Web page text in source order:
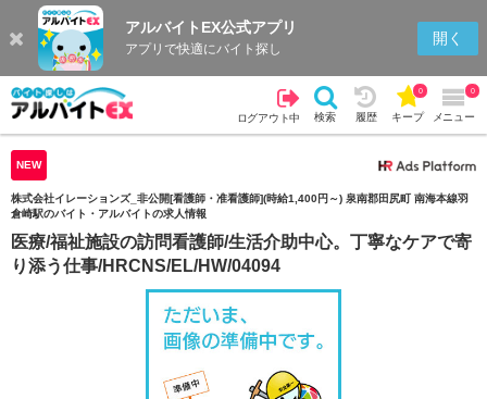
アルバイトEX公式アプリ
アプリで快適にバイト探し
開く
ログアウト中 検索 履歴 キープ
0
メニュー
0
検索 履歴
NEW
株式会社イレーションズ_非公開[看護師・准看護師](時給1,400円～) 泉南郡田尻町 南海本線羽
倉崎駅のバイト・アルバイトの求人情報
医療/福祉施設の訪問看護師/生活介助中心。丁寧なケアで寄
り添う仕事/HRCNS/EL/HW/04094